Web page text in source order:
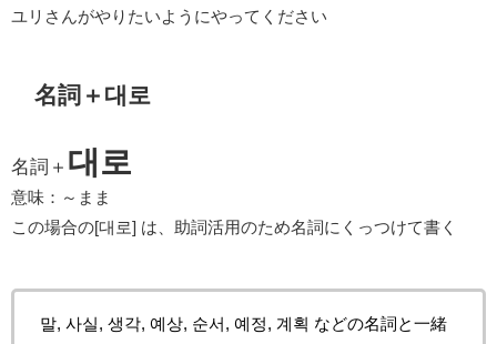
ユリさんがやりたいようにやってください
名詞＋대로
名詞＋ 대로
意味：～まま
この場合の[대로] は、助詞活用のため名詞にくっつけて書く
말, 사실, 생각, 예상, 순서, 예정, 계획 などの名詞と一緒